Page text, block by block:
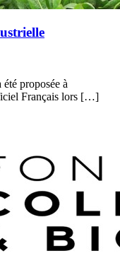
proposée à
Français lors […]